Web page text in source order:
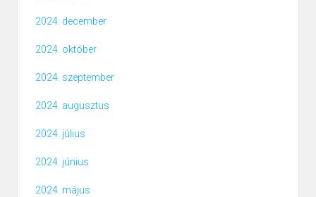
2024. december
2024. október
2024. szeptember
2024. augusztus
2024. július
2024. június
2024. május